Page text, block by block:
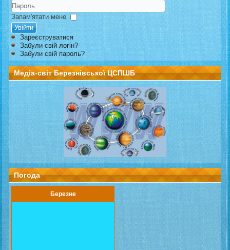
Запам'ятати мене
Увійти
Зареєструватися
Забули свій логін?
Забули свій пароль?
Медіа-світ Березнівської ЦСПШБ
Погода
Березне